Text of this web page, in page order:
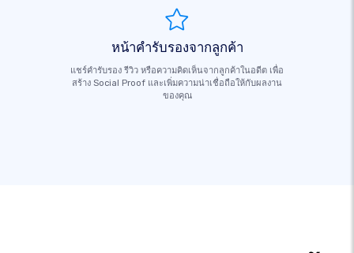
หน้าคำรับรองจากลูกค้า
แชร์คำรับรอง รีวิว หรือความคิดเห็นจากลูกค้าในอดีต เพื่อ
สร้าง Social Proof และเพิ่มความน่าเชื่อถือให้กับผลงาน
ของคุณ